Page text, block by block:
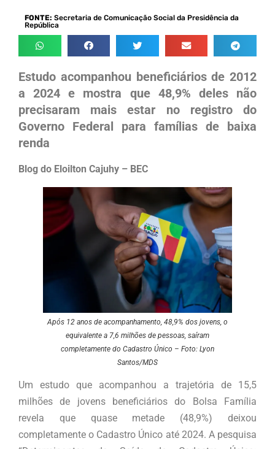
FONTE: Secretaria de Comunicação Social da Presidência da
República
Estudo acompanhou beneficiários de 2012
a 2024 e mostra que 48,9% deles não
precisaram mais estar no registro do
Governo Federal para famílias de baixa
renda
Blog do Eloilton Cajuhy – BEC
Após 12 anos de acompanhamento, 48,9% dos jovens, o
equivalente a 7,6 milhões de pessoas, saíram
completamente do Cadastro Único – Foto: Lyon
Santos/MDS
Um estudo que acompanhou a trajetória de 15,5
milhões de jovens beneficiários do Bolsa Família
revela que quase metade (48,9%) deixou
completamente o Cadastro Único até 2024. A pesquisa